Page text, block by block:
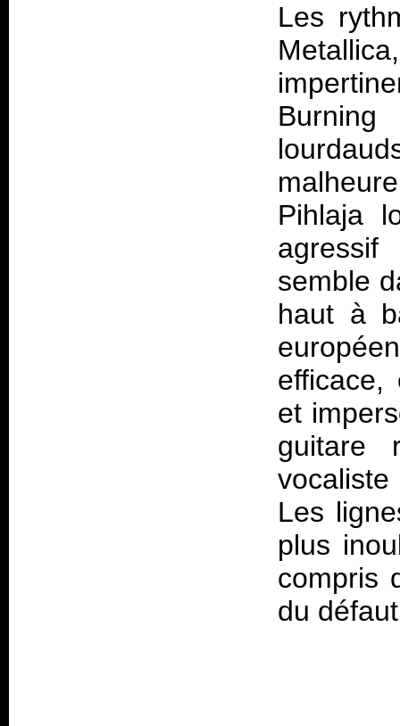
Les
Pihlaja
semble
haut à
efficace,
et
guitare
vocaliste
Les
plus
compris